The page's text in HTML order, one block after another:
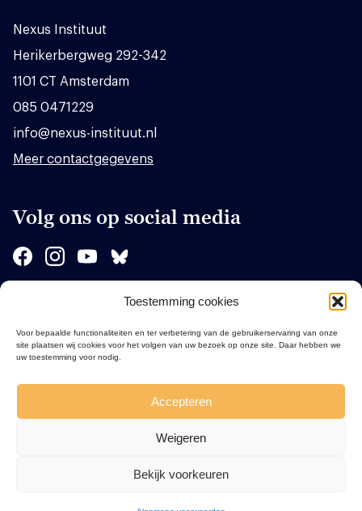
Toestemming cookies
Voor bepaalde functionaliteiten en ter verbetering van de gebruikerservaring van onze
site plaatsen wij cookies voor het volgen van uw bezoek op onze site. Daar hebben we
uw toestemming voor nodig.
Accepteren
Weigeren
Bekijk voorkeuren
Nexus Instituut
Herikerbergweg 292-342
1101 CT Amsterdam
085 0471229
info@nexus-instituut.nl
Meer contactgegevens
Volg ons op social media